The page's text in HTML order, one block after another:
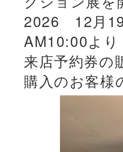
2026 12月19
AM10:00よ
来店予約券の
購入のお客様